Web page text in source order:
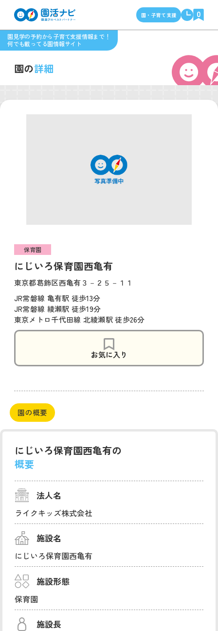
園見学の予約から子育て支援情報まで！
何でも載ってる園情報サイト
園・子育て支援 0
園の詳細
にじいろ保育園西亀有
保育園
東京都葛飾区西亀有３－２５－１１
JR常磐線 亀有駅 徒歩13分
JR常磐線 綾瀬駅 徒歩19分
東京メトロ千代田線 北綾瀬駅 徒歩26分
お気に入り
園の概要
にじいろ保育園西亀有の
概要
法人名
ライクキッズ株式会社
施設名
にじいろ保育園西亀有
施設形態
保育園
施設長